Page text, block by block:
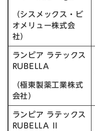
（シスメックス・ビ
オメリュー株式会
社）
ランピア ラテックス
RUBELLA
（極東製薬工業株式
会社）
ランピア ラテックス
RUBELLA II